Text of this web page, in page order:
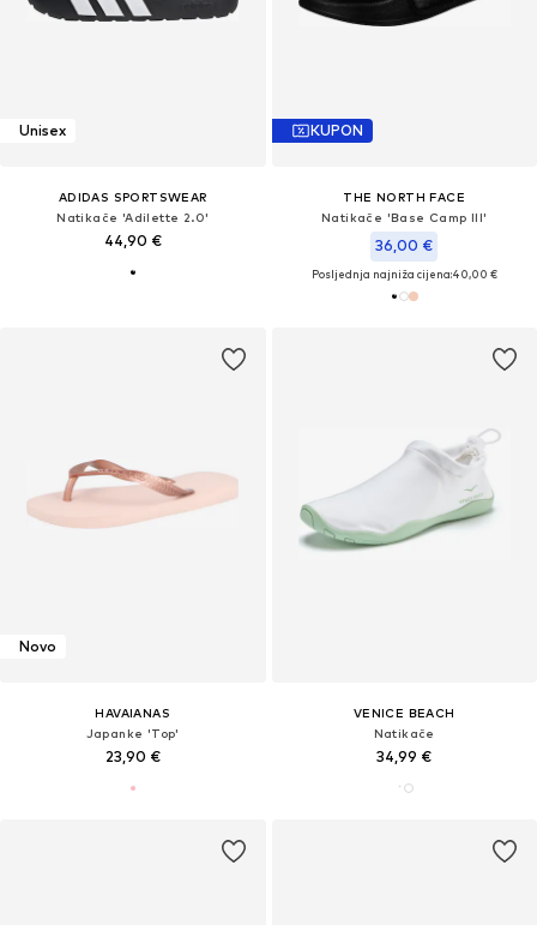
Unisex
ADIDAS SPORTSWEAR
Natikače 'Adilette 2.0'
44,90 €
KUPON
THE NORTH FACE
Natikače 'Base Camp III'
36,00 €
Posljednja najniža cijena:40,00 €
Novo
HAVAIANAS
Japanke 'Top'
23,90 €
VENICE BEACH
Natikače
34,99 €